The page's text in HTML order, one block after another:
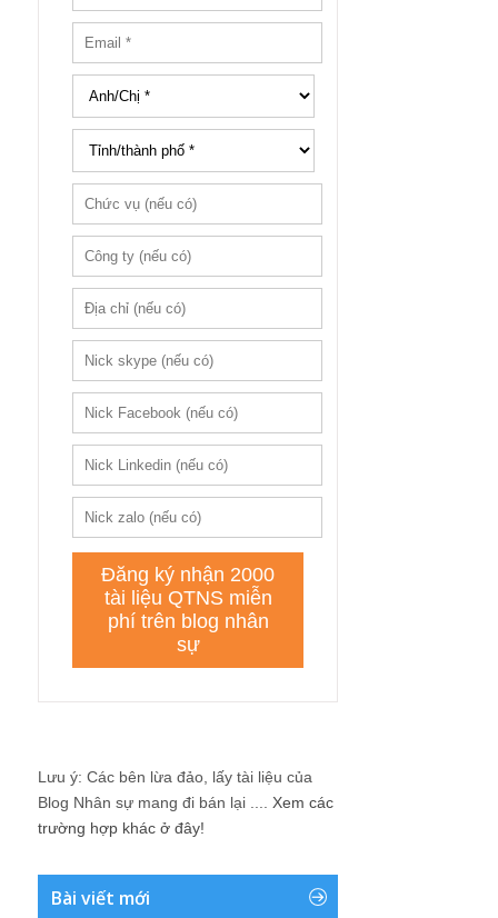
Lưu ý: Các bên lừa đảo, lấy tài liệu của
Blog Nhân sự mang đi bán lại .... Xem các
trường hợp khác ở đây!
Bài viết mới